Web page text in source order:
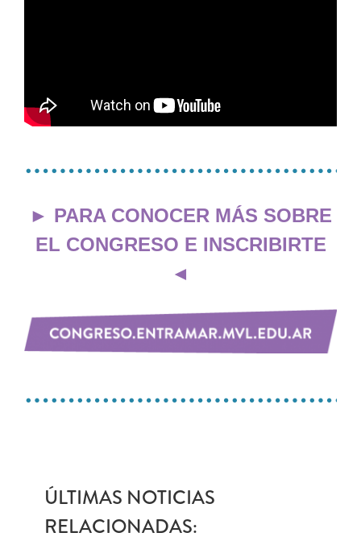
► PARA CONOCER MÁS SOBRE
EL CONGRESO E INSCRIBIRTE
◄
ÚLTIMAS NOTICIAS
RELACIONADAS: